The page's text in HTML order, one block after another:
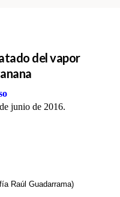
del vapor
junio de 2016.
Raúl Guadarrama)